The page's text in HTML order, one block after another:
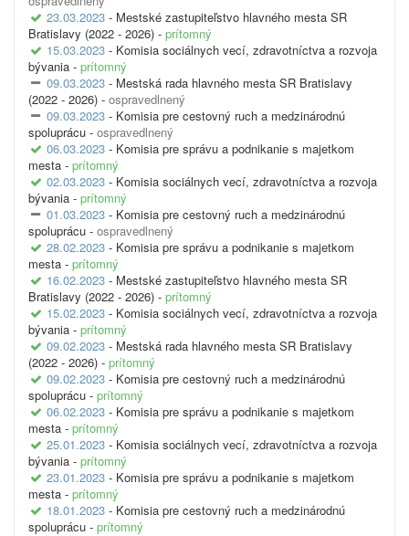
23.03.2023 - Mestské zastupiteľstvo hlavného mesta SR
Bratislavy (2022 - 2026) - prítomný
15.03.2023 - Komisia sociálnych vecí, zdravotníctva a rozvoja
bývania - prítomný
09.03.2023 - Mestská rada hlavného mesta SR Bratislavy
(2022 - 2026) - ospravedlnený
09.03.2023 - Komisia pre cestovný ruch a medzinárodnú
spoluprácu - ospravedlnený
06.03.2023 - Komisia pre správu a podnikanie s majetkom
mesta - prítomný
02.03.2023 - Komisia sociálnych vecí, zdravotníctva a rozvoja
bývania - prítomný
01.03.2023 - Komisia pre cestovný ruch a medzinárodnú
spoluprácu - ospravedlnený
28.02.2023 - Komisia pre správu a podnikanie s majetkom
mesta - prítomný
16.02.2023 - Mestské zastupiteľstvo hlavného mesta SR
Bratislavy (2022 - 2026) - prítomný
15.02.2023 - Komisia sociálnych vecí, zdravotníctva a rozvoja
bývania - prítomný
09.02.2023 - Mestská rada hlavného mesta SR Bratislavy
(2022 - 2026) - prítomný
09.02.2023 - Komisia pre cestovný ruch a medzinárodnú
spoluprácu - prítomný
06.02.2023 - Komisia pre správu a podnikanie s majetkom
mesta - prítomný
25.01.2023 - Komisia sociálnych vecí, zdravotníctva a rozvoja
bývania - prítomný
23.01.2023 - Komisia pre správu a podnikanie s majetkom
mesta - prítomný
18.01.2023 - Komisia pre cestovný ruch a medzinárodnú
spoluprácu - prítomný